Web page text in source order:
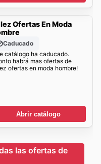
Ofertas En Moda
Caducado
catálogo ha caducado.
habrá mas ofertas de
ofertas en moda hombre!
Abrir catálogo
las ofertas de